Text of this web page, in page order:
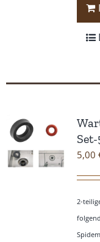
Set-
5,00
2-